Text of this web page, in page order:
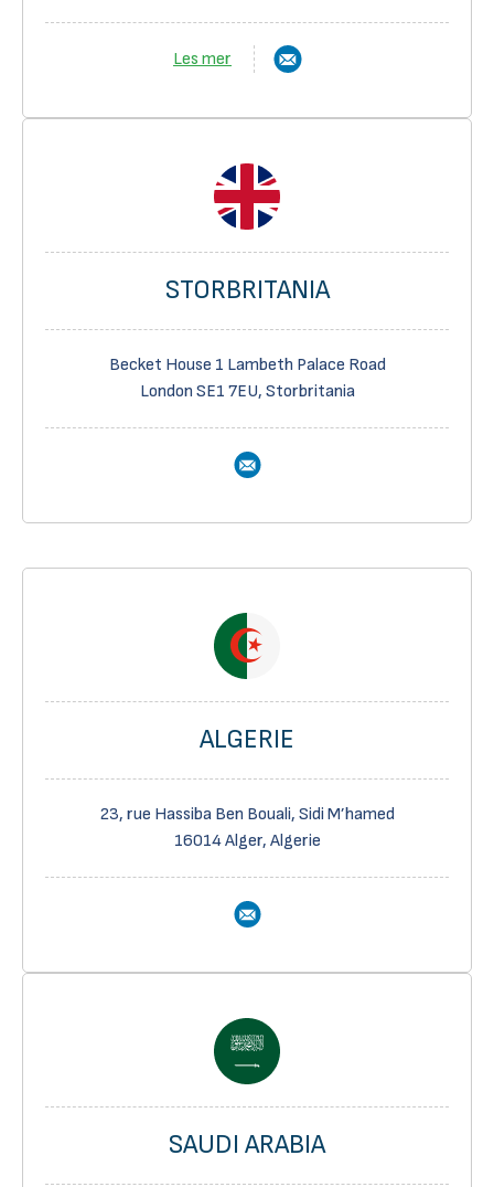
Les mer
STORBRITANIA
Becket House 1 Lambeth Palace Road
London SE1 7EU, Storbritania
ALGERIE
23, rue Hassiba Ben Bouali, Sidi M’hamed
16014 Alger, Algerie
SAUDI ARABIA